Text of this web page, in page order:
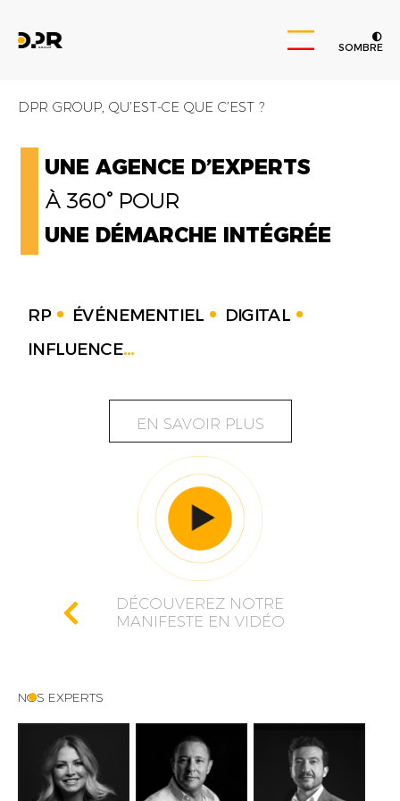
SOMBRE
DPR GROUP, QU’EST-CE QUE C’EST ?
UNE AGENCE D’EXPERTS
À 360° POUR
UNE DÉMARCHE INTÉGRÉE
RP ÉVÉNEMENTIEL
DIGITAL
INFLUENCE...
EN SAVOIR PLUS
DÉCOUVEREZ NOTRE
MANIFESTE EN VIDÉO
NOS EXPERTS